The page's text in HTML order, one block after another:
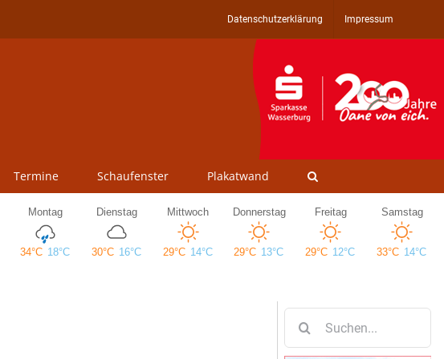
Datenschutzerklärung Impressum
Termine Schaufenster Plakatwand
nach: